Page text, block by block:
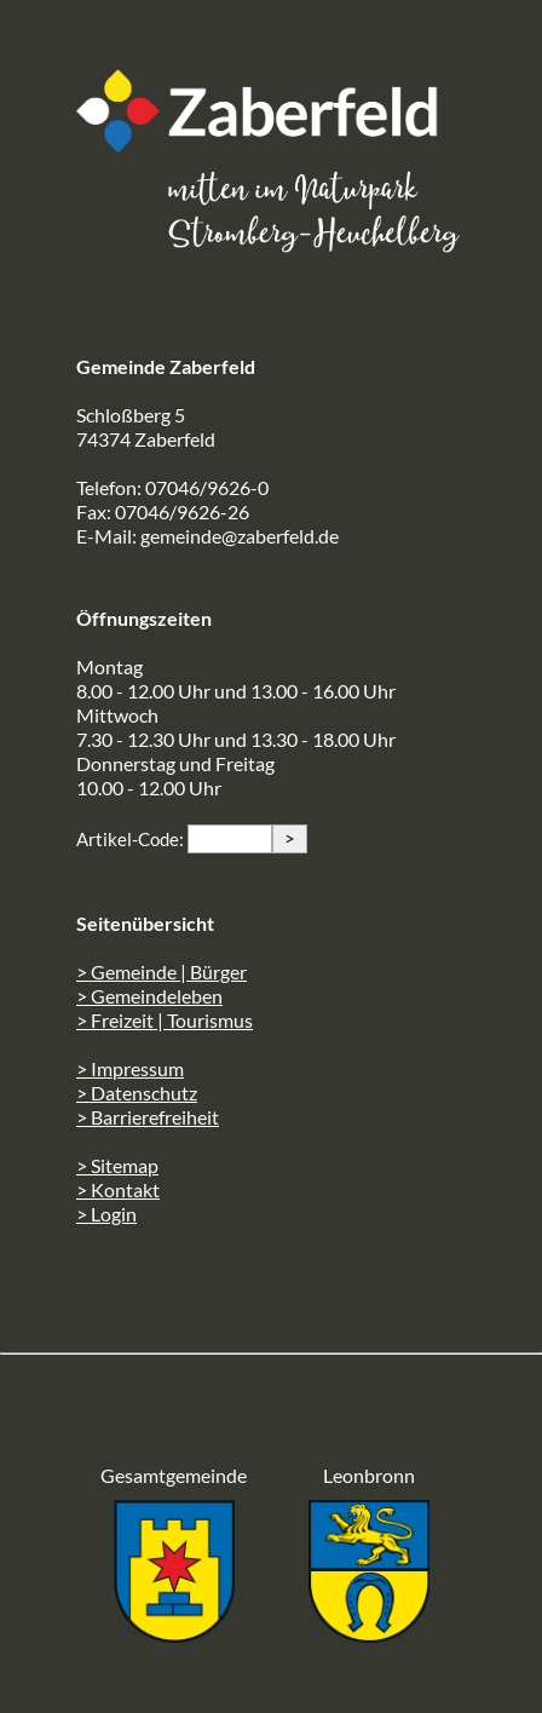
Gemeinde Zaberfeld
Schloßberg 5
74374 Zaberfeld
Telefon: 07046/9626-0
Fax: 07046/9626-26
E-Mail: gemeinde@zaberfeld.de
Öffnungszeiten
Montag
8.00 - 12.00 Uhr und 13.00 - 16.00 Uhr
Mittwoch
7.30 - 12.30 Uhr und 13.30 - 18.00 Uhr
Donnerstag und Freitag
10.00 - 12.00 Uhr
Artikel-Code: >
Seitenübersicht
> Gemeinde | Bürger
> Gemeindeleben
> Freizeit | Tourismus
> Impressum
> Datenschutz
> Barrierefreiheit
> Sitemap
> Kontakt
> Login
Gesamtgemeinde Leonbronn